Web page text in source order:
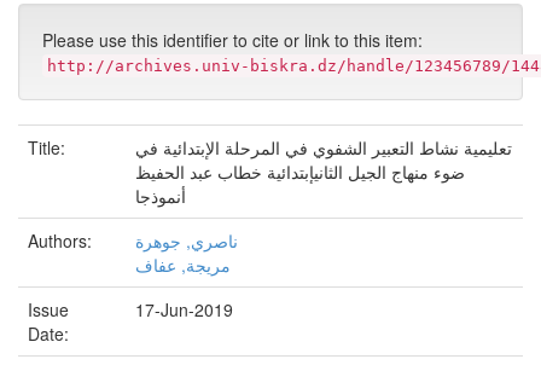
Please use this identifier to cite or link to this item:
http://archives.univ-biskra.dz/handle/123456789/
Title:
تعليمية نشاط التعبير الشفوي في المرحلة الإبتدائية في
ضوء منهاج الجيل الثانيإبتدائية خطاب عبد الحفيظ
أنموذجا
Authors:
ناصري, جوهرة
مريجة, عفاف
Issue
Date:
17-Jun-2019